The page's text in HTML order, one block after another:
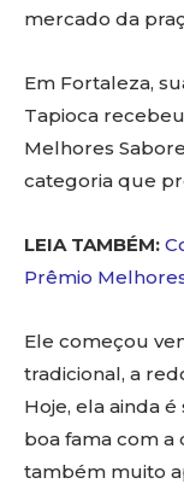
mercado da
Em Fortaleza,
Tapioca
Melhores
categoria que
LEIA TAMBÉM:
Prêmio
Ele começou
tradicional, a
Hoje, ela ainda
boa fama com a
também muito